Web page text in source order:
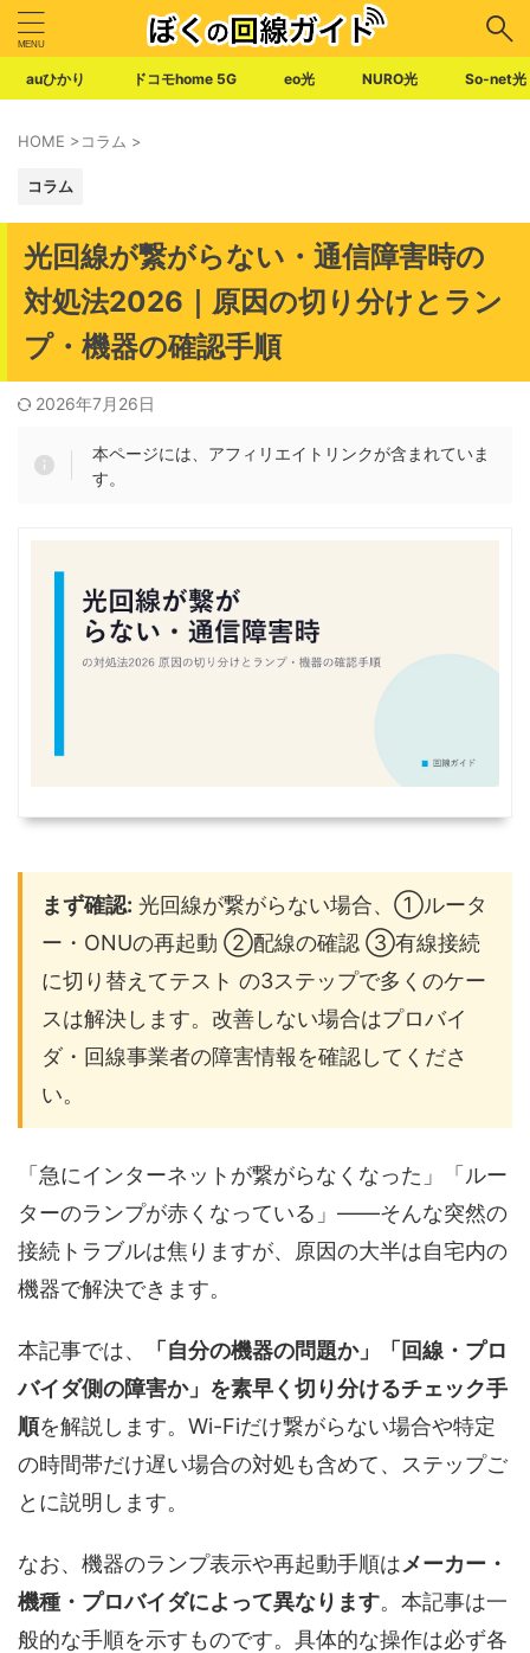
auひかり ドコモhome 5G eo光 NURO光 So-net光
HOME >コラム >
コラム
光回線が繋がらない・通信障害時の
対処法2026｜原因の切り分けとラン
プ・機器の確認手順
2026年7月26日
本ページには、アフィリエイトリンクが含まれていま
す。
まず確認: 光回線が繋がらない場合、①ルータ
ー・ONUの再起動 ②配線の確認 ③有線接続
に切り替えてテスト の3ステップで多くのケー
スは解決します。改善しない場合はプロバイ
ダ・回線事業者の障害情報を確認してくださ
い。
「急にインターネットが繋がらなくなった」「ルー
ターのランプが赤くなっている」——そんな突然の
接続トラブルは焦りますが、原因の大半は自宅内の
機器で解決できます。
本記事では、
「自分の機器の問題か」「回線・プロ
バイダ側の障害か」を素早く切り分けるチェック手
順を解説します。Wi-Fiだけ繋がらない場合や特定
の時間帯だけ遅い場合の対処も含めて、ステップご
とに説明します。
なお、機器のランプ表示や再起動手順はメーカー・
機種・プロバイダによって異なります。本記事は一
般的な手順を示すものです。具体的な操作は必ず各